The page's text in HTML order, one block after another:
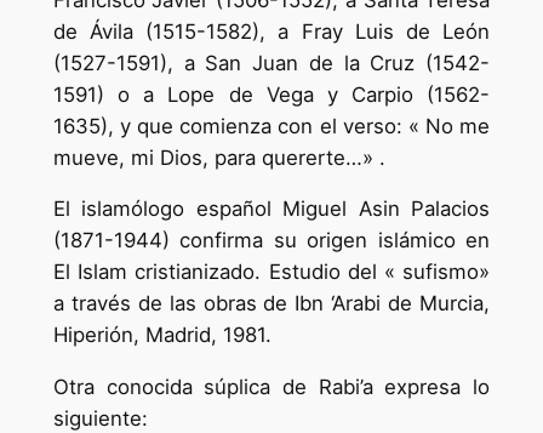
de Ávila (1515-1582), a Fray Luis de León
(1527-1591), a San Juan de la Cruz (1542-
1591) o a Lope de Vega y Carpio (1562-
1635), y que comienza con el verso: « No me
mueve, mi Dios, para quererte…» .
El islamólogo español Miguel Asin Palacios
(1871-1944) confirma su origen islámico en
El Islam cristianizado. Estudio del « sufismo»
a través de las obras de Ibn ‘Arabi de Murcia,
Hiperión, Madrid, 1981.
Otra conocida súplica de Rabi’a expresa lo
siguiente: